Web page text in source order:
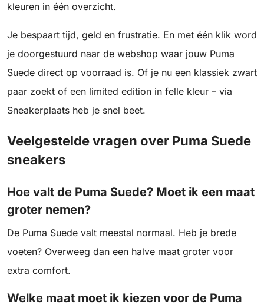
kleuren in één overzicht.
Je bespaart tijd, geld en frustratie. En met één klik word
je doorgestuurd naar de webshop waar jouw Puma
Suede direct op voorraad is. Of je nu een klassiek zwart
paar zoekt of een limited edition in felle kleur – via
Sneakerplaats heb je snel beet.
Veelgestelde vragen over Puma Suede
sneakers
Hoe valt de Puma Suede? Moet ik een maat
groter nemen?
De Puma Suede valt meestal normaal. Heb je brede
voeten? Overweeg dan een halve maat groter voor
extra comfort.
Welke maat moet ik kiezen voor de Puma